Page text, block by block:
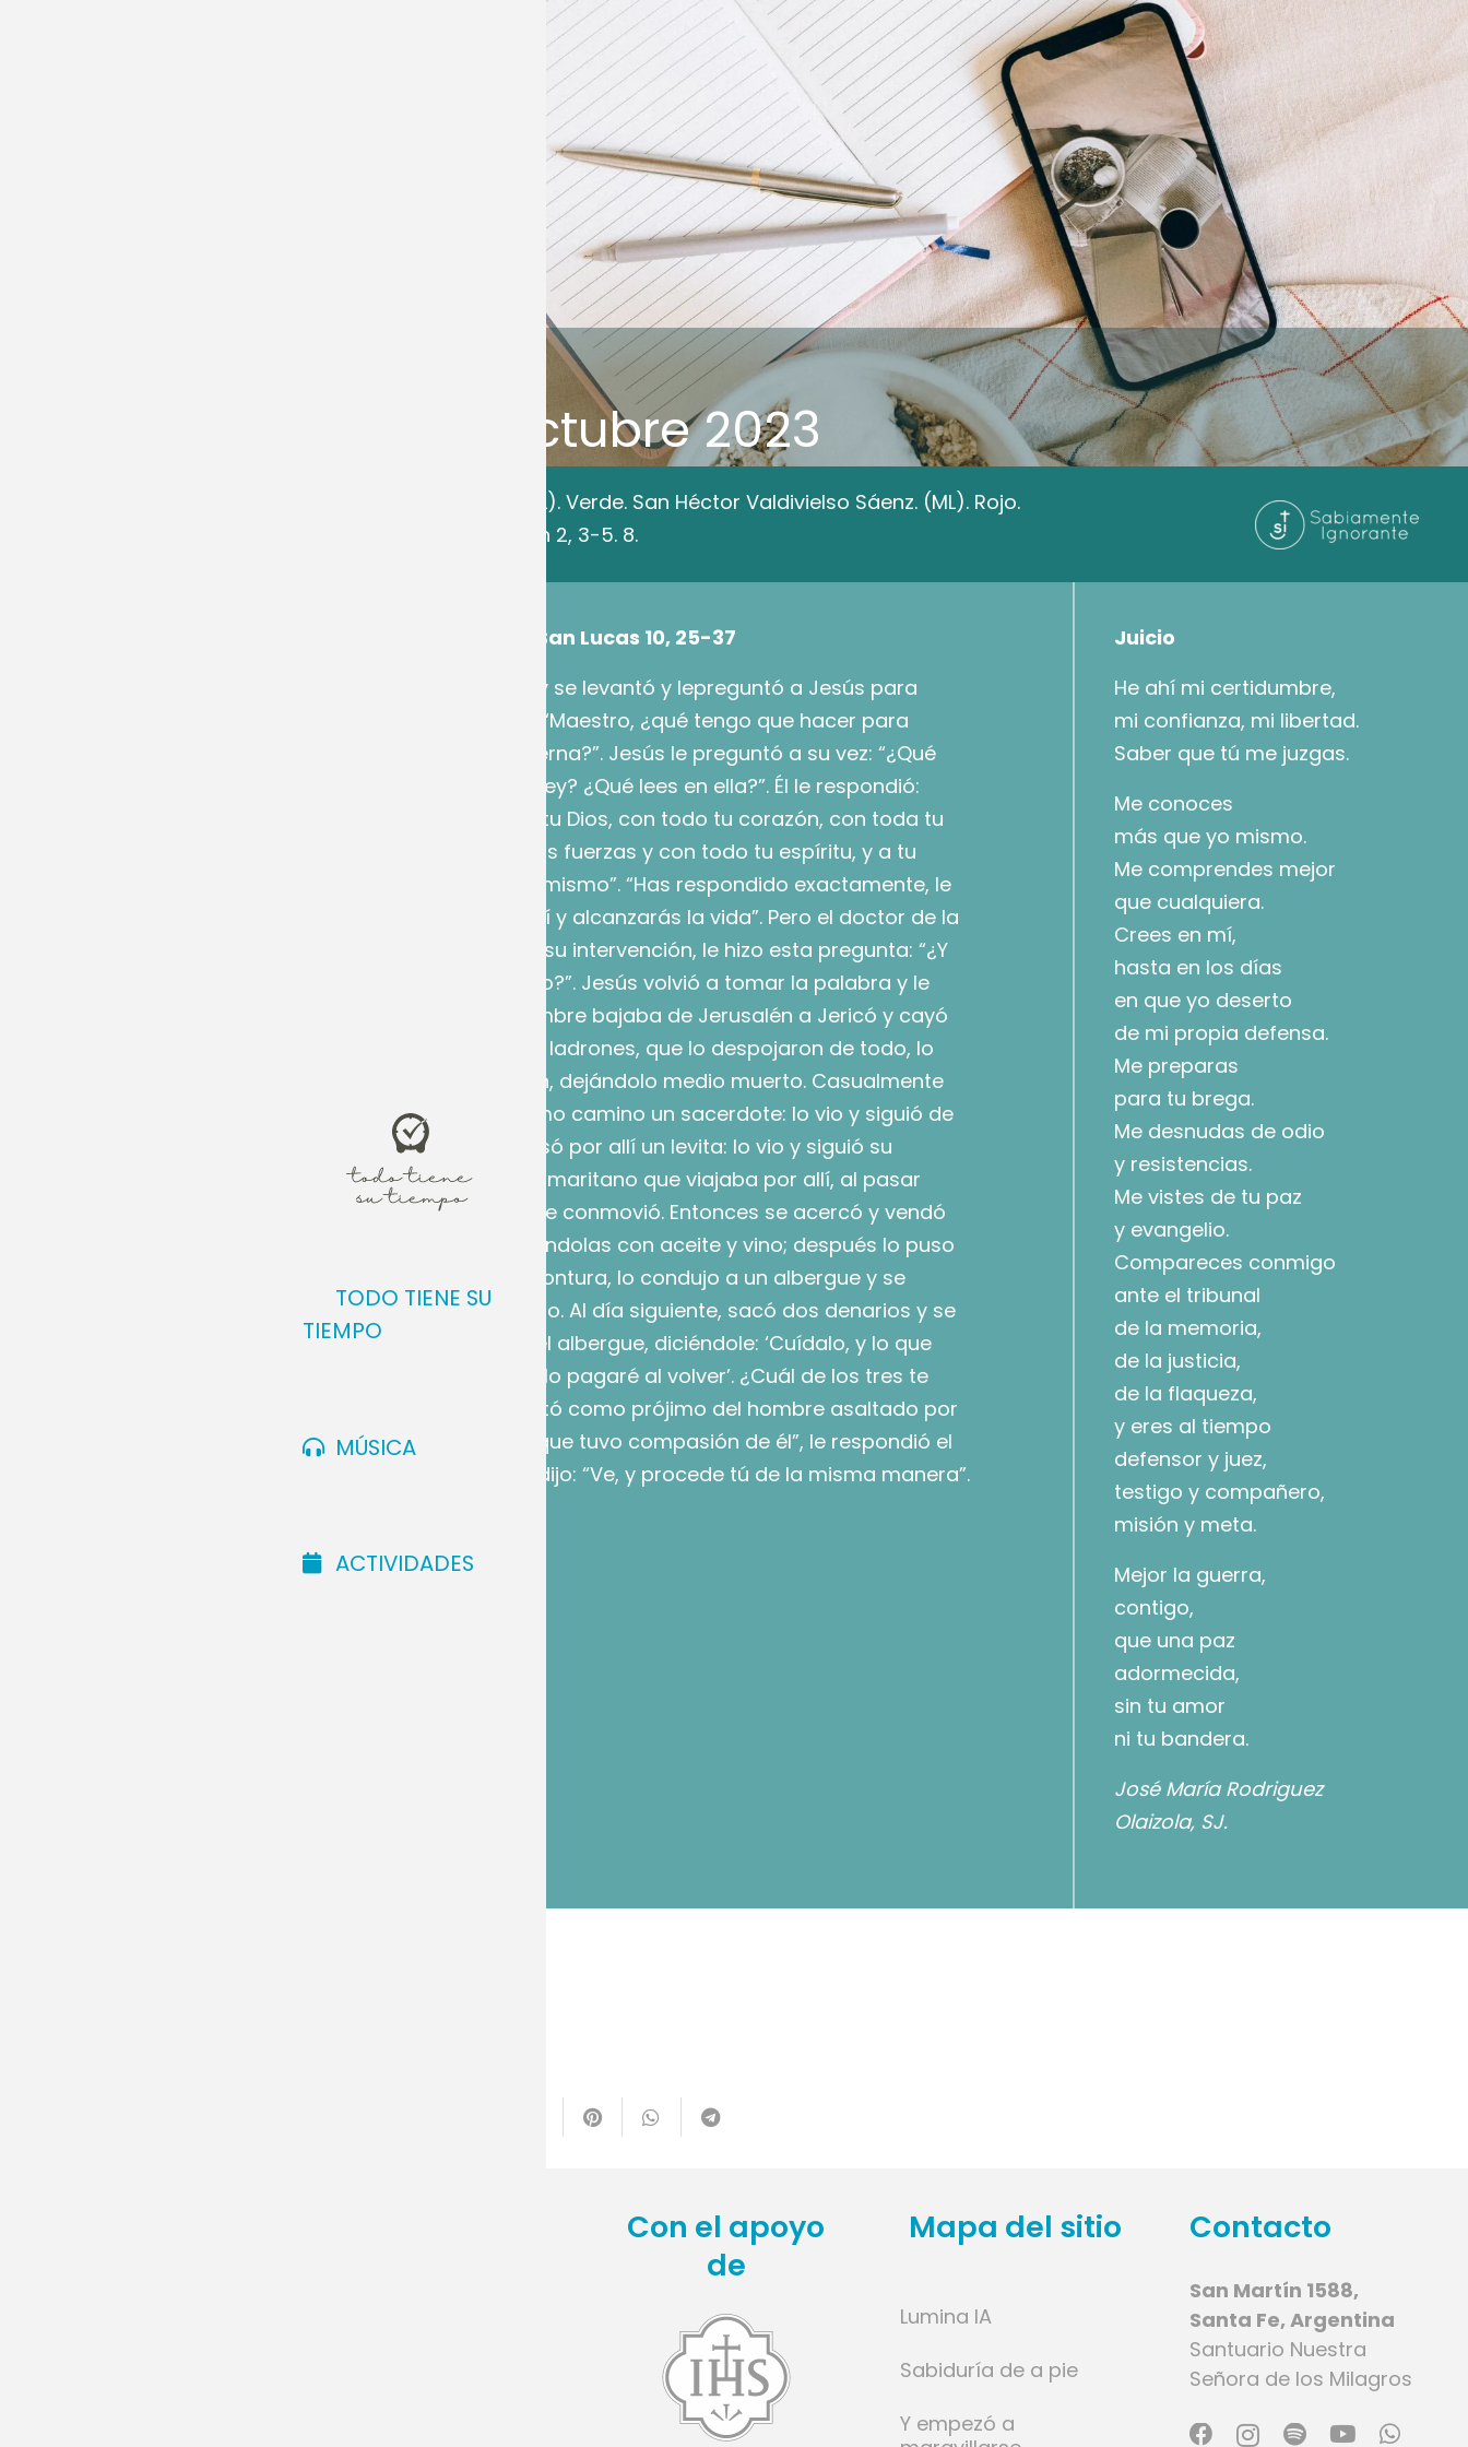
TODO TIENE SU
TIEMPO
MÚSICA
ACTIVIDADES
Octubre 2023
Feria. San Dionisio. (ML). Verde. San Héctor Valdivielso Sáenz. (ML). Rojo.
Jon 1, 1–2, 1. 11; [Sal] Jon 2, 3-5. 8.
Evangelio según San Lucas 10, 25-37
Un doctor de la Ley se levantó y lepreguntó a Jesús para
ponerlo a prueba: “Maestro, ¿qué tengo que hacer para
heredar la Vida eterna?”. Jesús le preguntó a su vez: “¿Qué
está escrito en la Ley? ¿Qué lees en ella?”. Él le respondió:
“Amarás al Señor, tu Dios, con todo tu corazón, con toda tu
alma, con todas tus fuerzas y con todo tu espíritu, y a tu
prójimo como a ti mismo”. “Has respondido exactamente, le
dijo Jesús; obra así y alcanzarás la vida”. Pero el doctor de la
Ley, para justificar su intervención, le hizo esta pregunta: “¿Y
quién es mi prójimo?”. Jesús volvió a tomar la palabra y le
respondió: “Un hombre bajaba de Jerusalén a Jericó y cayó
en manos de unos ladrones, que lo despojaron de todo, lo
hirieron y se fueron, dejándolo medio muerto. Casualmente
bajaba por el mismo camino un sacerdote: lo vio y siguió de
largo. También pasó por allí un levita: lo vio y siguió su
camino. Pero un samaritano que viajaba por allí, al pasar
junto a él, lo vio y se conmovió. Entonces se acercó y vendó
sus heridas, cubriéndolas con aceite y vino; después lo puso
sobre su propia montura, lo condujo a un albergue y se
encargó de cuidarlo. Al día siguiente, sacó dos denarios y se
los dio al dueño del albergue, diciéndole: ‘Cuídalo, y lo que
gastes de más, te lo pagaré al volver’. ¿Cuál de los tres te
parece que se portó como prójimo del hombre asaltado por
los ladrones?”. “El que tuvo compasión de él”, le respondió el
doctor. Y Jesús le dijo: “Ve, y procede tú de la misma manera”.
Juicio
He ahí mi certidumbre,
mi confianza, mi libertad.
Saber que tú me juzgas.
Me conoces
más que yo mismo.
Me comprendes mejor
que cualquiera.
Crees en mí,
hasta en los días
en que yo deserto
de mi propia defensa.
Me preparas
para tu brega.
Me desnudas de odio
y resistencias.
Me vistes de tu paz
y evangelio.
Compareces conmigo
ante el tribunal
de la memoria,
de la justicia,
de la flaqueza,
y eres al tiempo
defensor y juez,
testigo y compañero,
misión y meta.
Mejor la guerra,
contigo,
que una paz
adormecida,
sin tu amor
ni tu bandera.
José María Rodriguez
Olaizola, SJ.
Con el apoyo
de
Mapa del sitio
Lumina IA
Sabiduría de a pie
Y empezó a
Contacto
San Martín 1588,
Santa Fe, Argentina
Santuario Nuestra
Señora de los Milagros